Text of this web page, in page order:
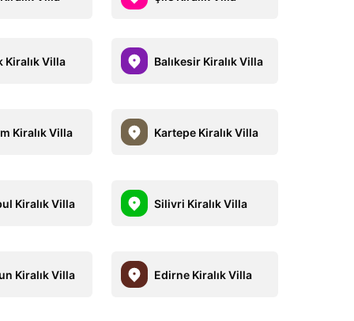
Kiralık Villa Balıkesir Kiralık Villa
Kiralık Villa Kartepe Kiralık Villa
Kiralık Villa Silivri Kiralık Villa
Kiralık Villa Edirne Kiralık Villa